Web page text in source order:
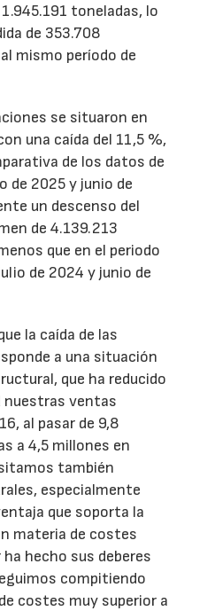
toneladas, lo
de 353.708
mismo período de
se situaron en
una caída del 11,5 %,
de los datos de
de 2025 y junio de
un descenso del
de 4.139.213
que en el periodo
de 2024 y junio de
la caída de las
a una situación
que ha reducido
nuestras ventas
al pasar de 9,8
a 4,5 millones en
también
especialmente
que soporta la
materia de costes
hecho sus deberes
compitiendo
costes muy superior a